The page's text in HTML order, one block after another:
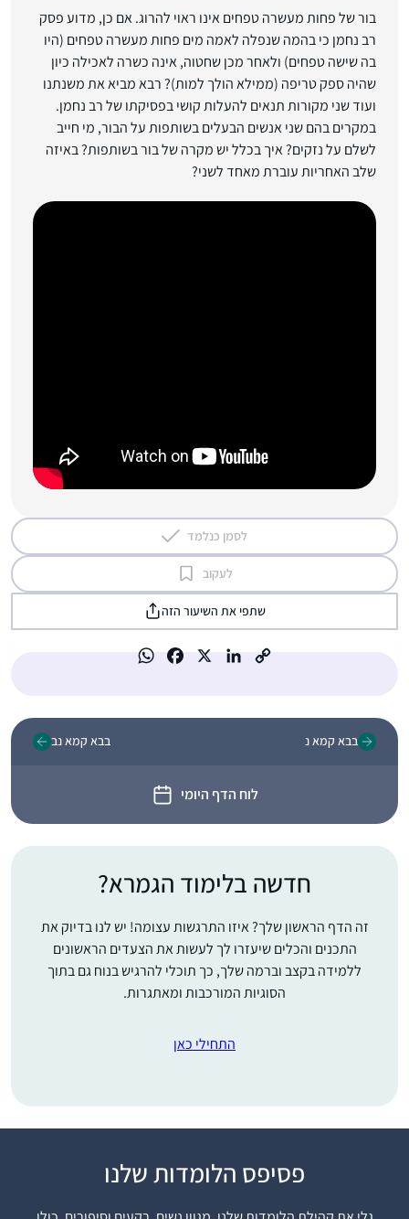
בור של פחות מעשרה טפחים אינו ראוי להרוג. אם כן, מדוע פסק
רב נחמן כי בהמה שנפלה לאמה מים פחות מעשרה טפחים (היו
בה שישה טפחים) ולאחר מכן שחטוה, אינה כשרה לאכילה כיון
שהיה ספק טריפה (ממילא הולך למות)? רבא מביא את משנתנו
ועוד שני מקורות תנאים להעלות קושי בפסיקתו של רב נחמן.
במקרים בהם שני אנשים הבעלים בשותפות על הבור, מי חייב
לשלם על נזקים? איך בכלל יש מקרה של בור בשותפות? באיזה
שלב האחריות עוברת מאחד לשני?
לסמן כנלמד
לעקוב
שתפי את השיעור הזה
בבא קמא נ
לוח הדף היומי
בבא קמא נב
חדשה בלימוד הגמרא?
זה הדף הראשון שלך? איזו התרגשות עצומה! יש לנו בדיוק את
התכנים והכלים שיעזרו לך לעשות את הצעדים הראשונים
ללמידה בקצב וברמה שלך, כך תוכלי להרגיש בנוח גם בתוך
הסוגיות המורכבות ומאתגרות.
התחילי כאן
פסיפס הלומדות שלנו
התחלתי בסיום הש”ס,